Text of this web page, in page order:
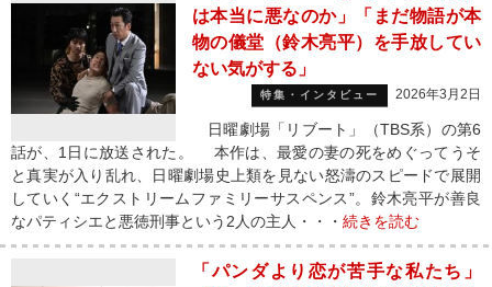
は本当に悪なのか」「まだ物語が本
物の儀堂（鈴木亮平）を手放してい
ない気がする」
特集・インタビュー 2026年3月2日
日曜劇場「リブート」（TBS系）の第6
話が、1日に放送された。 本作は、最愛の妻の死をめぐってうそ
と真実が入り乱れ、日曜劇場史上類を見ない怒濤のスピードで展開
していく“エクストリームファミリーサスペンス”。鈴木亮平が善良
なパティシエと悪徳刑事という2人の主人・・・ 続きを読む
「パンダより恋が苦手な私たち」